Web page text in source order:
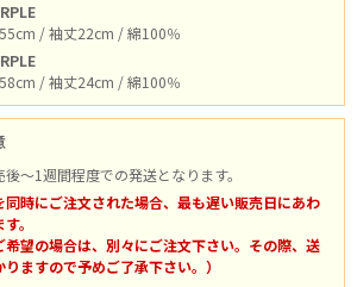
/ 袖丈22cm / 綿100％
/ 袖丈24cm / 綿100％
～1週間程度での発送となります。
時にご注文された場合、最も遅い販売日にあわ
。
希望の場合は、別々にご注文下さい。その際、送
ますので予めご了承下さい。）